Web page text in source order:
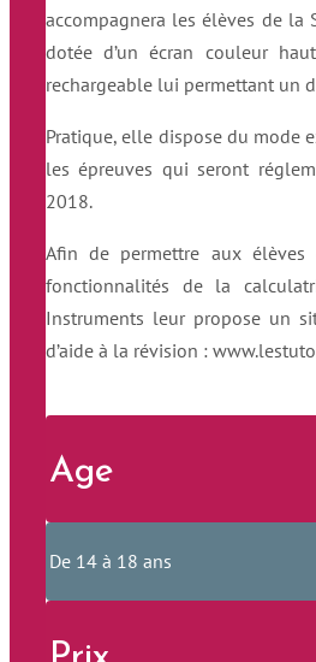
accompagnera les élèves de la
dotée d’un écran couleur
rechargeable lui permettant un
Pratique, elle dispose du mode
les épreuves qui seront
2018.
Afin de permettre aux
fonctionnalités de la
Instruments leur propose un
d’aide à la révision :
Age
De 14 à 18 ans